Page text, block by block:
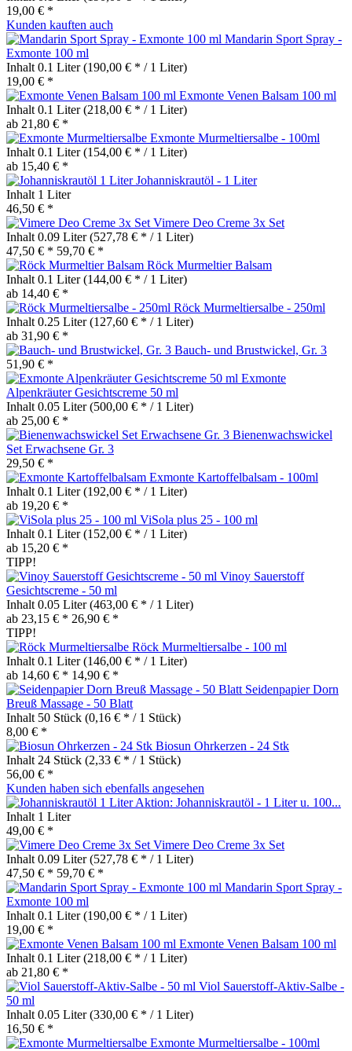
19,00 € *
Kunden kauften auch
Mandarin Sport Spray -
Exmonte 100 ml
Inhalt 0.1 Liter(190,00 € * / 1 Liter)
19,00 € *
Exmonte Venen Balsam 100 ml
Inhalt 0.1 Liter(218,00 € * / 1 Liter)
ab 21,80 € *
Exmonte Murmeltiersalbe - 100ml
Inhalt 0.1 Liter(154,00 € * / 1 Liter)
ab 15,40 € *
Johanniskrautöl - 1 Liter
Inhalt 1 Liter
46,50 € *
Vimere Deo Creme 3x Set
Inhalt 0.09 Liter(527,78 € * / 1 Liter)
47,50 € * 59,70 € *
Röck Murmeltier Balsam
Inhalt 0.1 Liter(144,00 € * / 1 Liter)
ab 14,40 € *
Röck Murmeltiersalbe - 250ml
Inhalt 0.25 Liter(127,60 € * / 1 Liter)
ab 31,90 € *
Bauch- und Brustwickel, Gr. 3
51,90 € *
Exmonte
Alpenkräuter Gesichtscreme 50 ml
Inhalt 0.05 Liter(500,00 € * / 1 Liter)
ab 25,00 € *
Bienenwachswickel
Set Erwachsene Gr. 3
29,50 € *
Exmonte Kartoffelbalsam - 100ml
Inhalt 0.1 Liter(192,00 € * / 1 Liter)
ab 19,20 € *
ViSola plus 25 - 100 ml
Inhalt 0.1 Liter(152,00 € * / 1 Liter)
ab 15,20 € *
TIPP!
Vinoy Sauerstoff
Gesichtscreme - 50 ml
Inhalt 0.05 Liter(463,00 € * / 1 Liter)
ab 23,15 € * 26,90 € *
TIPP!
Röck Murmeltiersalbe - 100 ml
Inhalt 0.1 Liter(146,00 € * / 1 Liter)
ab 14,60 € * 14,90 € *
Seidenpapier Dorn
Breuß Massage - 50 Blatt
Inhalt 50 Stück (0,16 € * / 1 Stück)
8,00 € *
Biosun Ohrkerzen - 24 Stk
Inhalt 24 Stück (2,33 € * / 1 Stück)
56,00 € *
Kunden haben sich ebenfalls angesehen
Aktion: Johanniskrautöl - 1 Liter u. 100...
Inhalt 1 Liter
49,00 € *
Vimere Deo Creme 3x Set
Inhalt 0.09 Liter(527,78 € * / 1 Liter)
47,50 € * 59,70 € *
Mandarin Sport Spray -
Exmonte 100 ml
Inhalt 0.1 Liter(190,00 € * / 1 Liter)
19,00 € *
Exmonte Venen Balsam 100 ml
Inhalt 0.1 Liter(218,00 € * / 1 Liter)
ab 21,80 € *
Viol Sauerstoff-Aktiv-Salbe -
50 ml
Inhalt 0.05 Liter(330,00 € * / 1 Liter)
16,50 € *
Exmonte Murmeltiersalbe - 100ml